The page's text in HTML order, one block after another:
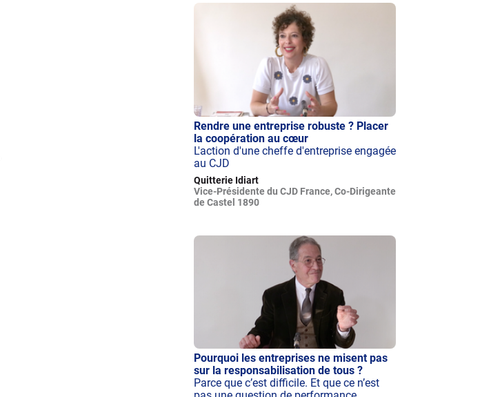
Rendre une entreprise robuste ? Placer
la coopération au cœur
L'action d'une cheffe d'entreprise engagée
au CJD
Quitterie Idiart
Vice-Présidente du CJD France, Co-Dirigeante
de Castel 1890
Pourquoi les entreprises ne misent pas
sur la responsabilisation de tous ?
Parce que c’est difficile. Et que ce n’est